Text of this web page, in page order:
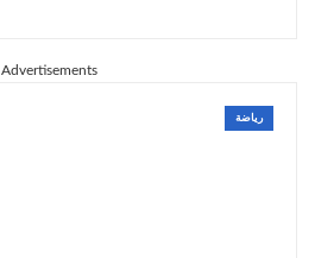
Advertisements
رياضة